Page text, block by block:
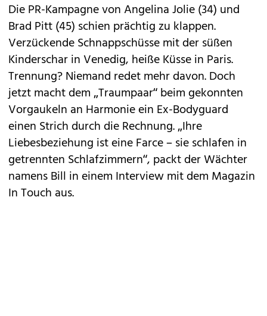
Die PR-Kampagne von Angelina Jolie (34) und
Brad Pitt (45) schien prächtig zu klappen.
Verzückende Schnappschüsse mit der süßen
Kinderschar in Venedig, heiße Küsse in Paris.
Trennung? Niemand redet mehr davon. Doch
jetzt macht dem „Traumpaar“ beim gekonnten
Vorgaukeln an Harmonie ein Ex-Bodyguard
einen Strich durch die Rechnung. „Ihre
Liebesbeziehung ist eine Farce – sie schlafen in
getrennten Schlafzimmern“, packt der Wächter
namens Bill in einem Interview mit dem Magazin
In Touch aus.